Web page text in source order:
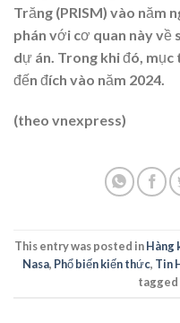
Trăng (PRISM) vào năm
phán với cơ quan này về
dự án. Trong khi đó, mục
đến đích vào năm 2024.
(theo vnexpress)
This entry was posted inHàng
Nasa, Phổ biến kiến thức, Tin
tagged